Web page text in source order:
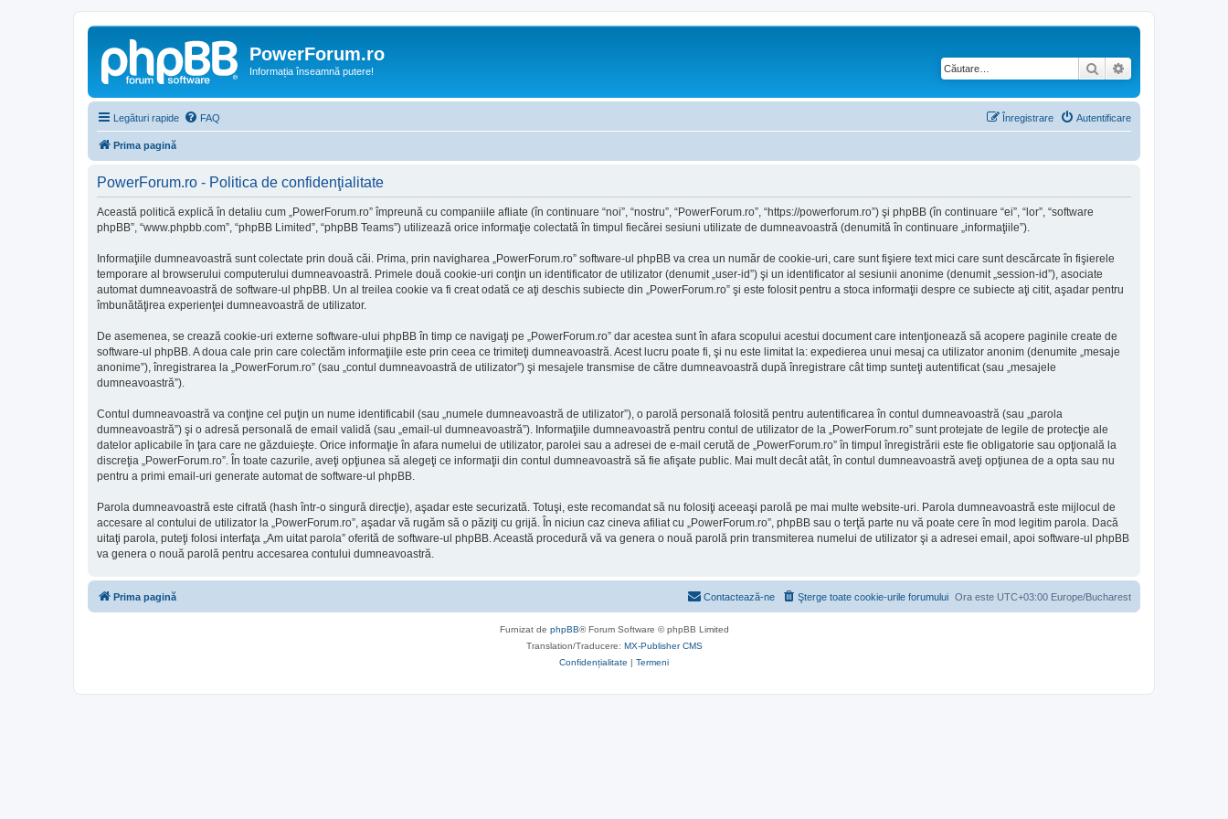
PowerForum.ro
Informația înseamnă putere! Căutare
Legături rapide FAQ Autentificare
Înregistrare
Prima pagină
PowerForum.ro - Politica de confidenţialitate
Această politică explică în detaliu cum „PowerForum.ro” împreună cu companiile afliate (în continuare “noi”, “nostru”, “PowerForum.ro”, “https://powerforum.ro”) şi phpBB (în continuare “ei”, “lor”, “software
phpBB”, “www.phpbb.com”, “phpBB Limited”, “phpBB Teams”) utilizează orice informaţie colectată în timpul fiecărei sesiuni utilizate de dumneavoastră (denumită în continuare „informaţiile”).
Informaţiile dumneavoastră sunt colectate prin două căi. Prima, prin navigharea „PowerForum.ro” software-ul phpBB va crea un număr de cookie-uri, care sunt fişiere text mici care sunt descărcate în fişierele
temporare al browserului computerului dumneavoastră. Primele două cookie-uri conţin un identificator de utilizator (denumit „user-id”) şi un identificator al sesiunii anonime (denumit „session-id”), asociate
automat dumneavoastră de software-ul phpBB. Un al treilea cookie va fi creat odată ce aţi deschis subiecte din „PowerForum.ro” şi este folosit pentru a stoca informaţii despre ce subiecte aţi citit, aşadar pentru
îmbunătăţirea experienţei dumneavoastră de utilizator.
De asemenea, se crează cookie-uri externe software-ului phpBB în timp ce navigaţi pe „PowerForum.ro” dar acestea sunt în afara scopului acestui document care intenţionează să acopere paginile create de
software-ul phpBB. A doua cale prin care colectăm informaţiile este prin ceea ce trimiteţi dumneavoastră. Acest lucru poate fi, şi nu este limitat la: expedierea unui mesaj ca utilizator anonim (denumite „mesaje
anonime”), înregistrarea la „PowerForum.ro” (sau „contul dumneavoastră de utilizator”) şi mesajele transmise de către dumneavoastră după înregistrare cât timp sunteţi autentificat (sau „mesajele
dumneavoastră”).
Contul dumneavoastră va conţine cel puţin un nume identificabil (sau „numele dumneavoastră de utilizator”), o parolă personală folosită pentru autentificarea în contul dumneavoastră (sau „parola
dumneavoastră”) şi o adresă personală de email validă (sau „email-ul dumneavoastră”). Informaţiile dumneavoastră pentru contul de utilizator de la „PowerForum.ro” sunt protejate de legile de protecţie ale
datelor aplicabile în ţara care ne găzduieşte. Orice informaţie în afara numelui de utilizator, parolei sau a adresei de e-mail cerută de „PowerForum.ro” în timpul înregistrării este fie obligatorie sau opţională la
discreţia „PowerForum.ro”. În toate cazurile, aveţi opţiunea să alegeţi ce informaţii din contul dumneavoastră să fie afişate public. Mai mult decât atât, în contul dumneavoastră aveţi opţiunea de a opta sau nu
pentru a primi email-uri generate automat de software-ul phpBB.
Parola dumneavoastră este cifrată (hash într-o singură direcţie), aşadar este securizată. Totuşi, este recomandat să nu folosiţi aceeaşi parolă pe mai multe website-uri. Parola dumneavoastră este mijlocul de
accesare al contului de utilizator la „PowerForum.ro”, aşadar vă rugăm să o păziţi cu grijă. În niciun caz cineva afiliat cu „PowerForum.ro”, phpBB sau o terţă parte nu vă poate cere în mod legitim parola. Dacă
uitaţi parola, puteţi folosi interfaţa „Am uitat parola” oferită de software-ul phpBB. Această procedură vă va genera o nouă parolă prin transmiterea numelui de utilizator şi a adresei email, apoi software-ul phpBB
va genera o nouă parolă pentru accesarea contului dumneavoastră.
Prima pagină Ora este UTC+03:00 Europe/Bucharest
Şterge toate cookie-urile forumului
Contactează-ne
Furnizat de phpBB® Forum Software © phpBB Limited
Translation/Traducere: MX-Publisher CMS
Confidențialitate | Termeni